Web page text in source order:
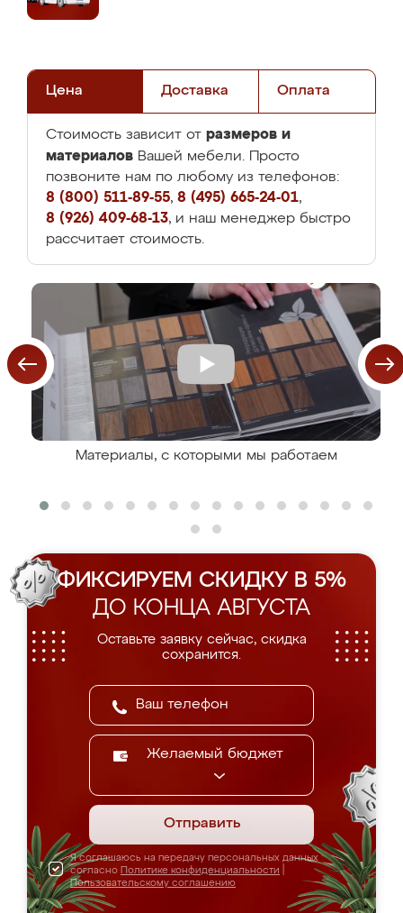
Цена Доставка Оплата
Стоимость зависит от размеров и
материалов Вашей мебели. Просто
позвоните нам по любому из телефонов:
8 (800) 511-89-55, 8 (495) 665-24-01,
8 (926) 409-68-13, и наш менеджер быстро
рассчитает стоимость.
Материалы, с которыми мы работаем
ФИКСИРУЕМ СКИДКУ В 5%
ДО КОНЦА АВГУСТА
Оставьте заявку сейчас, скидка
сохранится.
Желаемый бюджет
Отправить
Я соглашаюсь на передачу персональных данных
согласно Политике конфиденциальности
Пользовательскому соглашению